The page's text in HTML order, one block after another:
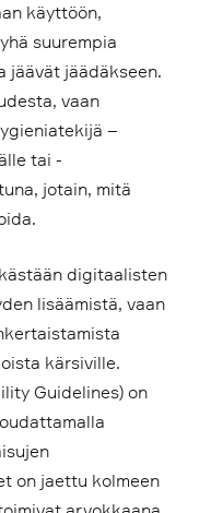
käyttöön,
suurempia
jäävät jäädäkseen.
vaan
–
tai -
jotain, mitä
digitaalisten
lisäämistä, vaan
kärsiville.
Guidelines) on
on jaettu kolmeen